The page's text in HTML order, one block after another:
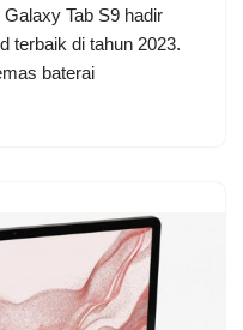
Tab S9 hadir
terbaik di tahun 2023.
baterai